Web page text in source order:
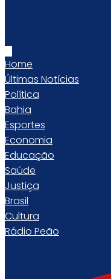
Home
Últimas Notícias
Política
Bahia
Esportes
Economia
Educação
Saúde
Justiça
Brasil
Cultura
Rádio Peão